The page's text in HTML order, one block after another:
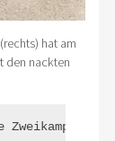
hat am
den nackten
Zweikampf!